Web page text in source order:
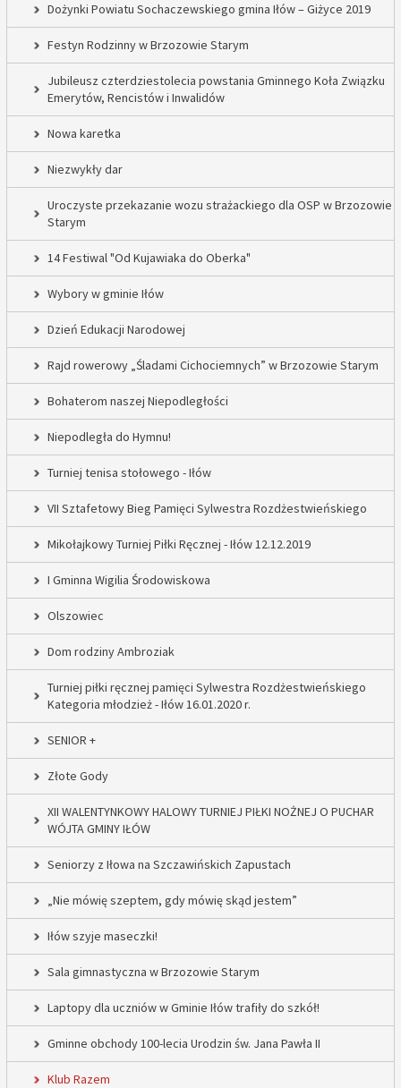
Dożynki Powiatu Sochaczewskiego gmina Iłów – Giżyce 2019
Festyn Rodzinny w Brzozowie Starym
Jubileusz czterdziestolecia powstania Gminnego Koła Związku
Emerytów, Rencistów i Inwalidów
Nowa karetka
Niezwykły dar
Uroczyste przekazanie wozu strażackiego dla OSP w Brzozowie
Starym
14 Festiwal "Od Kujawiaka do Oberka"
Wybory w gminie Iłów
Dzień Edukacji Narodowej
Rajd rowerowy „Śladami Cichociemnych” w Brzozowie Starym
Bohaterom naszej Niepodległości
Niepodległa do Hymnu!
Turniej tenisa stołowego - Iłów
VII Sztafetowy Bieg Pamięci Sylwestra Rozdżestwieńskiego
Mikołajkowy Turniej Piłki Ręcznej - Iłów 12.12.2019
I Gminna Wigilia Środowiskowa
Olszowiec
Dom rodziny Ambroziak
Turniej piłki ręcznej pamięci Sylwestra Rozdżestwieńskiego
Kategoria młodzież - Iłów 16.01.2020 r.
SENIOR +
Złote Gody
XII WALENTYNKOWY HALOWY TURNIEJ PIŁKI NOŻNEJ O PUCHAR
WÓJTA GMINY IŁÓW
Seniorzy z Iłowa na Szczawińskich Zapustach
„Nie mówię szeptem, gdy mówię skąd jestem”
Iłów szyje maseczki!
Sala gimnastyczna w Brzozowie Starym
Laptopy dla uczniów w Gminie Iłów trafiły do szkół!
Gminne obchody 100-lecia Urodzin św. Jana Pawła II
Klub Razem